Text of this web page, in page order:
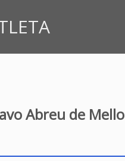
Abreu de Mello